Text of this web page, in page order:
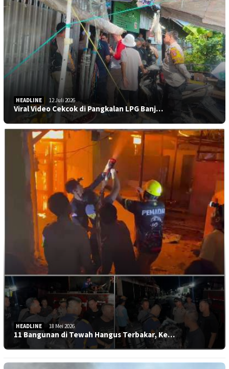
HEADLINE 12 Juli 2026
Viral Video Cekcok di Pangkalan LPG Banj…
HEADLINE 18 Mei 2026
11 Bangunan di Tewah Hangus Terbakar, Ke…